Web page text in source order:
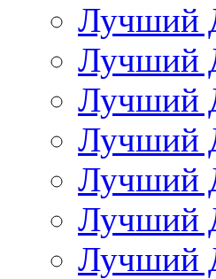
Лучший
Лучший
Лучший
Лучший
Лучший
Лучший
Лучший